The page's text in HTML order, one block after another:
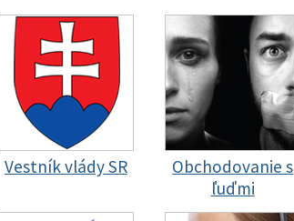
Vestník vlády SR
Obchodovanie s
ľuďmi